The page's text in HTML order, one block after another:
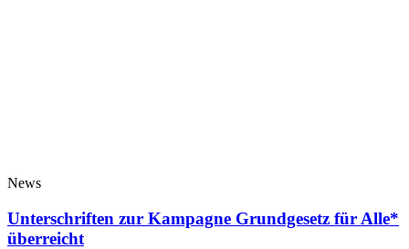
News
Unterschriften zur Kampagne Grundgesetz für Alle*
überreicht